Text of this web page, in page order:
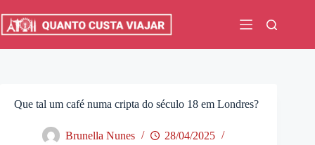
para
Que tal um café numa cripta do século 18 em Londres?
Brunella Nunes
28/04/2025